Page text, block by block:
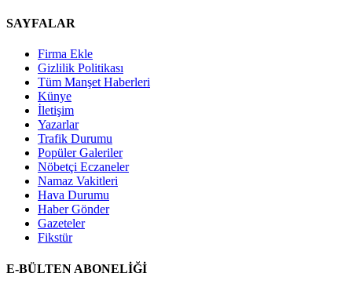
SAYFALAR
Firma Ekle
Gizlilik Politikası
Tüm Manşet Haberleri
Künye
İletişim
Yazarlar
Trafik Durumu
Popüler Galeriler
Nöbetçi Eczaneler
Namaz Vakitleri
Hava Durumu
Haber Gönder
Gazeteler
Fikstür
E-BÜLTEN ABONELİĞİ